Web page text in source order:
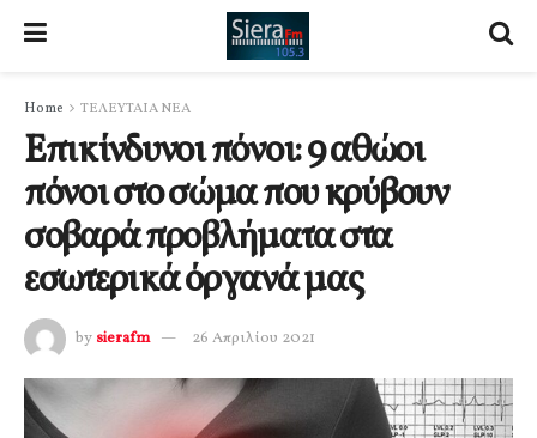
Home ΤΕΛΕΥΤΑΙΑ ΝΕΑ
Επικίνδυνοι πόνοι: 9 αθώοι
πόνοι στο σώμα που κρύβουν
σοβαρά προβλήματα στα
εσωτερικά όργανά μας
by sierafm 26 Απριλίου 2021